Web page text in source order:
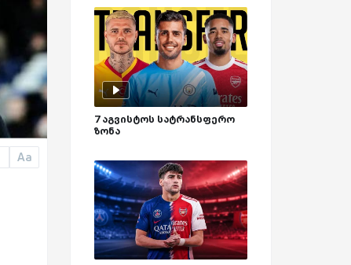
Aa
7 აგვისტოს სატრანსფერო
ზონა